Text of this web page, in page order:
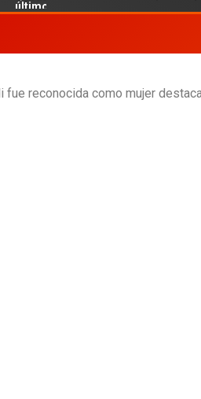
fue reconocida como mujer